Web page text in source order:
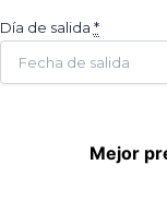
Día de salida *
Mejor